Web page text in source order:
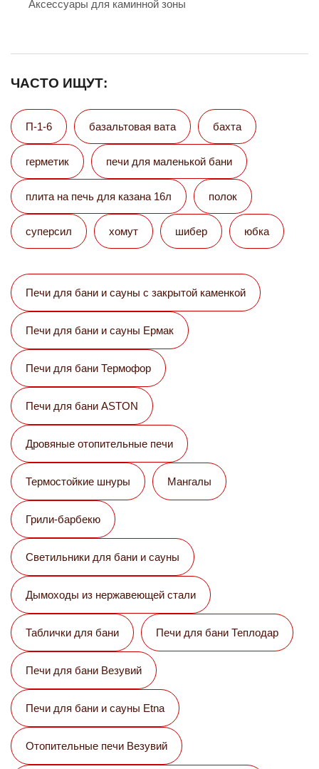
Аксессуары для каминной зоны
ЧАСТО ИЩУТ:
П-1-6 базальтовая вата бахта
герметик печи для маленькой бани
плита на печь для казана 16л полок
суперсил хомут шибер юбка
Печи для бани и сауны с закрытой каменкой
Печи для бани и сауны Eрмак
Печи для бани Термофор
Печи для бани ASTON
Дровяные отопительные печи
Термостойкие шнуры Мангалы
Грили-барбекю
Светильники для бани и сауны
Дымоходы из нержавеющей стали
Таблички для бани Печи для бани Теплодар
Печи для бани Везувий
Печи для бани и сауны Etna
Отопительные печи Везувий